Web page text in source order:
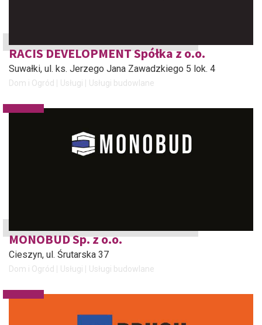
RACIS DEVELOPMENT Spółka z o.o.
Suwałki, ul. ks. Jerzego Jana Zawadzkiego 5 lok. 4
Dom i Ogród Usługi Usługi budowlane
MONOBUD Sp. z o.o.
Cieszyn, ul. Śrutarska 37
Dom i Ogród Usługi Usługi budowlane